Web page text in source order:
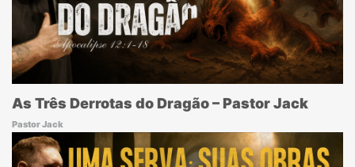
As Três Derrotas do Dragão – Pastor Jack
Pastor Jack